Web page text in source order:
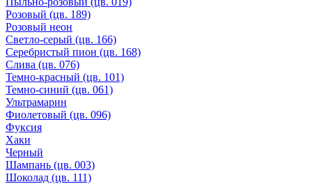
Розовый (цв. 189)
Розовый неон
Светло-серый (цв. 166)
Серебристый пион (цв. 168)
Слива (цв. 076)
Темно-красный (цв. 101)
Темно-синий (цв. 061)
Ультрамарин
Фиолетовый (цв. 096)
Фуксия
Хаки
Черный
Шампань (цв. 003)
Шоколад (цв. 111)